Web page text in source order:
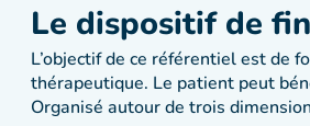
Le dispositif de
L’objectif de ce référentiel est de
thérapeutique. Le patient peut
Organisé autour de trois